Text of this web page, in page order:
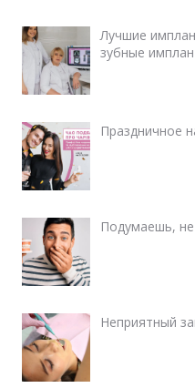
Лучшие
зубные
Праздничное
Подумаешь,
Неприятный